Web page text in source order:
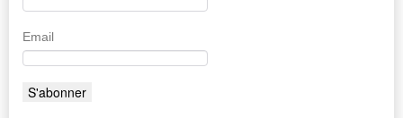
Email